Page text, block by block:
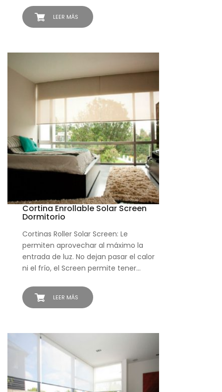
LEER MÁS
LEER MÁS
Cortina Enrollable Solar Screen
Dormitorio
Cortinas Roller Solar Screen: Le
permiten aprovechar al máximo la
entrada de luz. No dejan pasar el calor
ni el frío, el Screen permite tener…